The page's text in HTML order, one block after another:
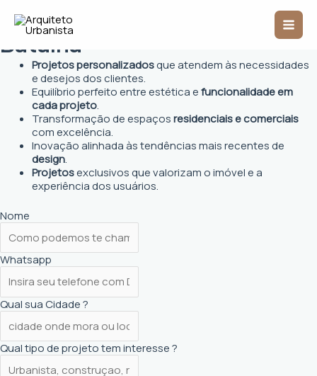
para
conteúdo
Main
Arquiteto Urbanista em
Batalha
Projetos personalizadosque atendem às necessidades
e desejos dos clientes.
Equilíbrio perfeito entre estética efuncionalidade em
cada projeto.
Transformação de espaçosresidenciais e comerciais
com excelência.
Inovação alinhada às tendências mais recentes de
design.
Projetosexclusivos que valorizam o imóvel e a
experiência dos usuários.
Nome
Whatsapp
Qual sua Cidade ?
Qual tipo de projeto tem interesse ?